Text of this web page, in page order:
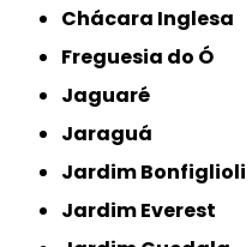
Chácara Inglesa
Freguesia do Ó
Jaguaré
Jaraguá
Jardim Bonfiglioli
Jardim Everest